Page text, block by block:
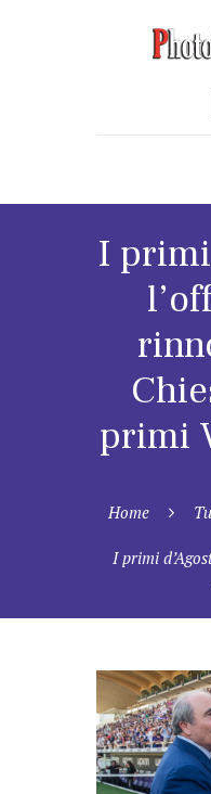
I
primi
Home
I primi